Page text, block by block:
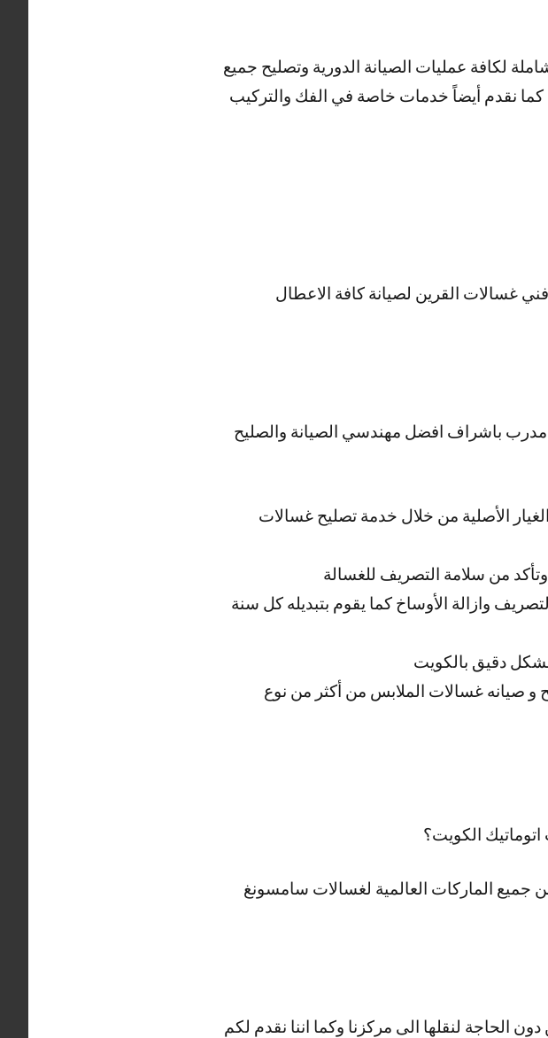
لكافة عمليات الصيانة الدورية وتصليح جميع
كما نقدم أيضاً خدمات خاصة في الفك والتركيب
غسالات القرين لصيانة كافة الاعطال
مدرب باشراف افضل مهندسي الصيانة والصليح
الأصلية من خلال خدمة تصليح غسالات
من سلامة التصريف للغسالة
وازالة الأوساخ كما يقوم بتبديله كل سنة
دقيق بالكويت
صيانه غسالات الملابس من أكثر من نوع
الكويت؟
الماركات العالمية لغسالات سامسونغ
الحاجة لنقلها الى مركزنا وكما اننا نقدم لكم